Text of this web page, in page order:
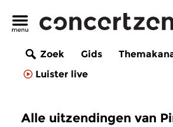
Zoek Gids
Luister live
Alle uitzendingen van